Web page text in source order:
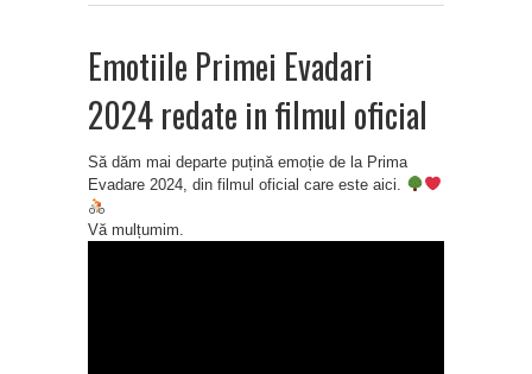
Emotiile Primei Evadari
2024 redate in filmul oficial
Să dăm mai departe puțină emoție de la Prima
Evadare 2024, din filmul oficial care este aici.
Vă mulțumim.